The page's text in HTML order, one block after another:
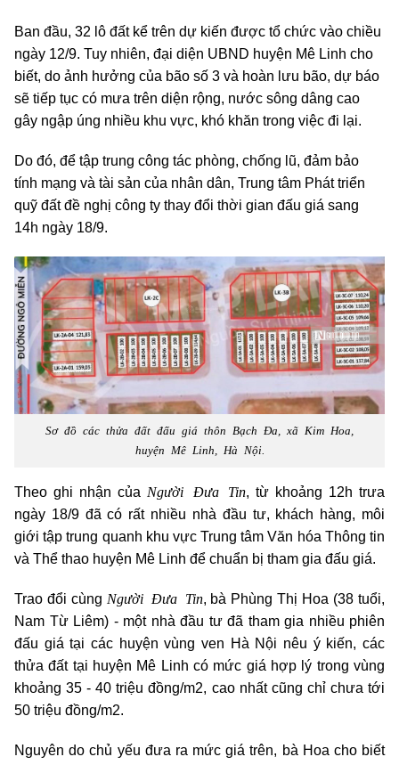
Ban đầu, 32 lô đất kể trên dự kiến được tổ chức vào chiều
ngày 12/9. Tuy nhiên, đại diện UBND huyện Mê Linh cho
biết, do ảnh hưởng của bão số 3 và hoàn lưu bão, dự báo
sẽ tiếp tục có mưa trên diện rộng, nước sông dâng cao
gây ngập úng nhiều khu vực, khó khăn trong việc đi lại.
Do đó, để tập trung công tác phòng, chống lũ, đảm bảo
tính mạng và tài sản của nhân dân, Trung tâm Phát triển
quỹ đất đề nghị công ty thay đổi thời gian đấu giá sang
14h ngày 18/9.
Sơ đồ các thửa đất đấu giá thôn Bạch Đa, xã Kim Hoa,
huyện Mê Linh, Hà Nội.
Theo ghi nhận của Người Đưa Tin, từ khoảng 12h trưa
ngày 18/9 đã có rất nhiều nhà đầu tư, khách hàng, môi
giới tập trung quanh khu vực Trung tâm Văn hóa Thông tin
và Thể thao huyện Mê Linh để chuẩn bị tham gia đấu giá.
Trao đổi cùng Người Đưa Tin, bà Phùng Thị Hoa (38 tuổi,
Nam Từ Liêm) - một nhà đầu tư đã tham gia nhiều phiên
đấu giá tại các huyện vùng ven Hà Nội nêu ý kiến, các
thửa đất tại huyện Mê Linh có mức giá hợp lý trong vùng
khoảng 35 - 40 triệu đồng/m2, cao nhất cũng chỉ chưa tới
50 triệu đồng/m2.
Nguyên do chủ yếu đưa ra mức giá trên, bà Hoa cho biết